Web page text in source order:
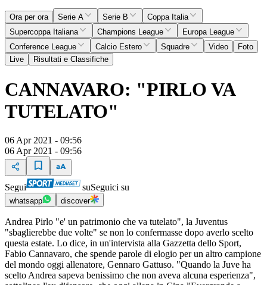
Ora per ora Serie A Serie B
Coppa Italia
Supercoppa Italiana
Champions League
Europa League
Conference League
Calcio Estero Squadre Video
Foto
Live
Risultati e Classifiche
CANNAVARO: "PIRLO VA
TUTELATO"
06 Apr 2021 - 09:56
06 Apr 2021 - 09:56
Segui suSeguici su
whatsapp discover
Andrea Pirlo "e' un patrimonio che va tutelato", la Juventus
"sbaglierebbe due volte" se non lo confermasse dopo averlo scelto
questa estate. Lo dice, in un'intervista alla Gazzetta dello Sport,
Fabio Cannavaro, che spende parole di elogio per un altro campione
del mondo oggi allenatore, Gennaro Gattuso. "Quando la Juve ha
scelto Andrea sapeva benissimo che non aveva alcuna esperienza",